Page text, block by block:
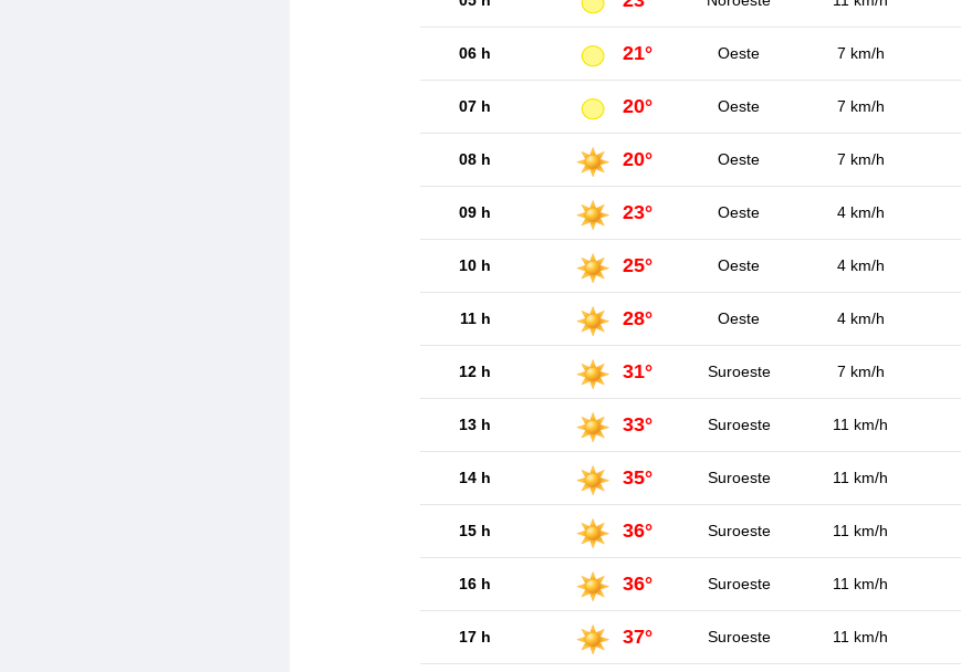
06 h 21° Oeste 7 km/h
07 h 20° Oeste 7 km/h
08 h 20° Oeste 7 km/h
09 h 23° Oeste 4 km/h
10 h 25° Oeste 4 km/h
11 h 28° Oeste 4 km/h
12 h 31° Suroeste 7 km/h
13 h 33° Suroeste 11 km/h
14 h 35° Suroeste 11 km/h
15 h 36° Suroeste 11 km/h
16 h 36° Suroeste 11 km/h
17 h 37° Suroeste 11 km/h